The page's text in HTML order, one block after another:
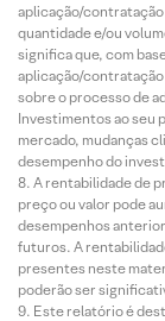
aplicação/contratação
quantidade e/ou
significa que, com
aplicação/contratação
sobre o processo de
Investimentos ao seu
mercado, mudanças
desempenho do
A rentabilidade de
preço ou valor pode
desempenhos
futuros. A
presentes neste
poderão ser
Este relatório é